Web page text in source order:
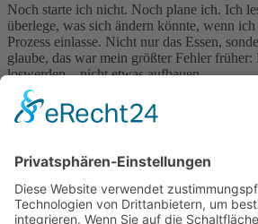
Noch starte ich nicht. Noch plane ich. Ich
überlege, was sich ändern könnte, wenn
Prozess einlasse. Nicht nur das Essen,
glaube, das war mein größter Fehler
loswerden – nicht etwas aufbauen.
Vielleicht ist das der Unterschied.
Früher war ich auf der Flucht.
Fazit Tag 21:Noch kein Glyck, kein Plan
neuer Entschluss, der wächst. Und das